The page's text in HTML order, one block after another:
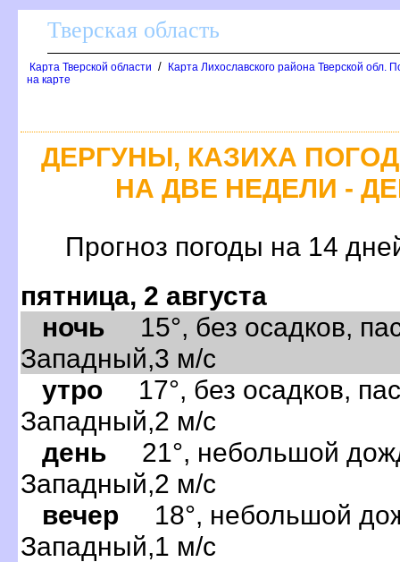
Тверская область
Карта Тверской области /
Карта Лихославского района Тверской обл.
на карте
ДЕРГУНЫ, КАЗИХА
НА ДВЕ НЕДЕЛИ -
Прогноз погоды на 14
пятница, 2 августа
ночь 15°, без осадков,
Западный,3 м/с
утро 17°, без осадков,
Западный,2 м/с
день 21°, небольшой
Западный,2 м/с
вечер 18°, небольшой
Западный,1 м/с